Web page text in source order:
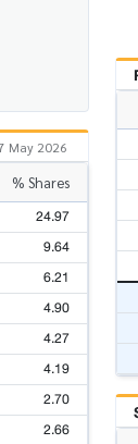
May 2026
% Shares
24.97
9.64
6.21
4.90
4.27
4.19
2.70
2.66